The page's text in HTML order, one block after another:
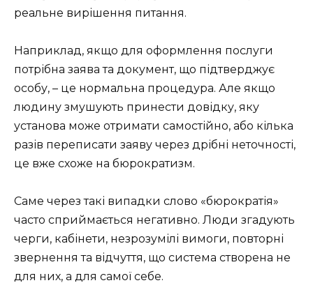
реальне вирішення питання.
Наприклад, якщо для оформлення послуги
потрібна заява та документ, що підтверджує
особу, – це нормальна процедура. Але якщо
людину змушують принести довідку, яку
установа може отримати самостійно, або кілька
разів переписати заяву через дрібні неточності,
це вже схоже на бюрократизм.
Саме через такі випадки слово «бюрократія»
часто сприймається негативно. Люди згадують
черги, кабінети, незрозумілі вимоги, повторні
звернення та відчуття, що система створена не
для них, а для самої себе.